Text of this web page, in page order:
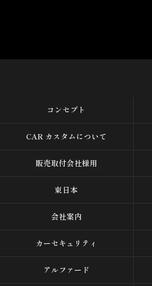
コンセプト
CAR カスタムについて
販売取付会社様用
東日本
会社案内
カーセキュリティ
アルファード